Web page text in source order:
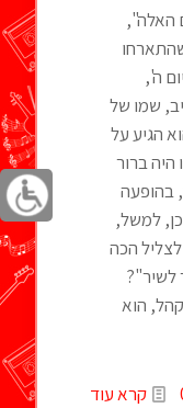
האלה",
ה',
שמו של
הגיע על
ברור
בהופעה
למשל,
הכה
הוא
קרא עוד